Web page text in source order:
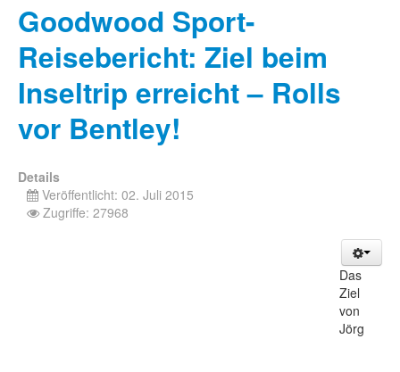
Goodwood Sport-
Reisebericht: Ziel beim
Inseltrip erreicht – Rolls
vor Bentley!
Details
Veröffentlicht: 02. Juli 2015
Zugriffe: 27968
Das
Ziel
von
Jörg